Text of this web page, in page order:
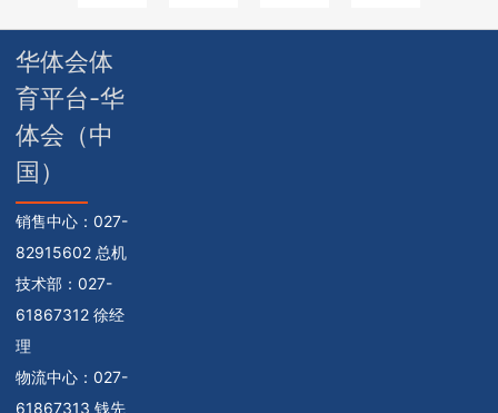
华体会体
育平台-华
体会（中
国）
销售中心： 027-
82915602 总机
技术部： 027-
61867312 徐经
理
物流中心： 027-
61867313 钱先